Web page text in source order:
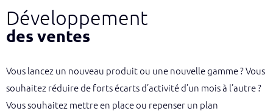
Développement
des ventes
Vous lancez un nouveau produit ou une nouvelle gamme ? Vous
souhaitez réduire de forts écarts d’activité d’un mois à l’autre ?
Vous souhaitez mettre en place ou repenser un plan